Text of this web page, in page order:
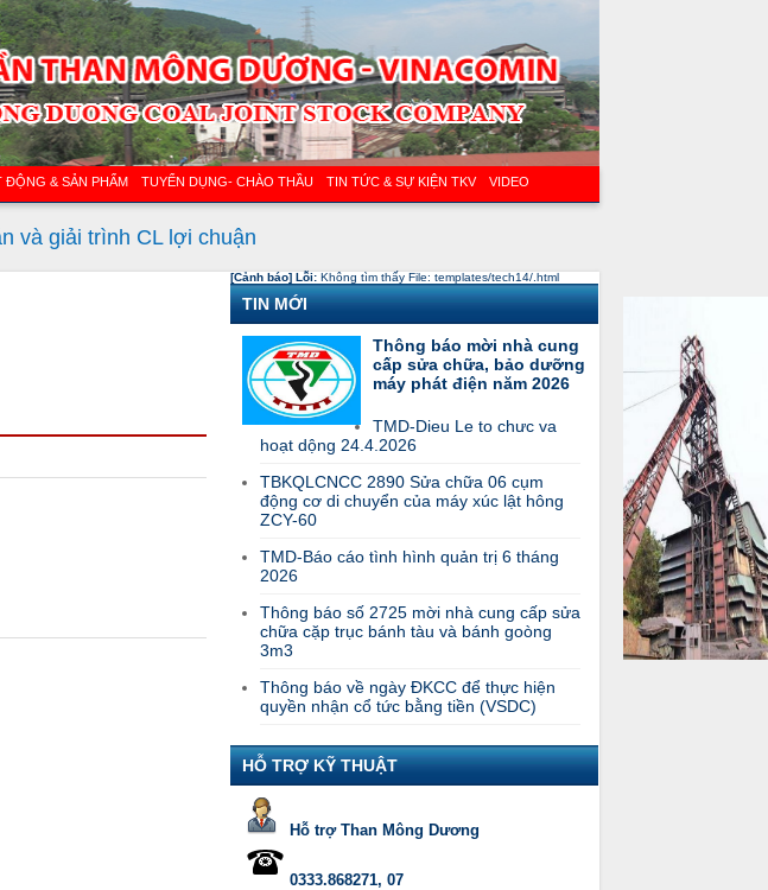
ĐỘNG & SẢN PHẨM TUYỂN DỤNG- CHÀO THẦU TIN TỨC & SỰ KIỆN TKV VIDEO
và giải trình CL lợi chuận
[Cảnh báo] Lỗi: Không tìm thấy File: templates/tech14/.html
TIN MỚI
Thông báo mời nhà cung
cấp sửa chữa, bảo dưỡng
máy phát điện năm 2026
TMD-Dieu Le to chưc va
hoạt dộng 24.4.2026
TBKQLCNCC 2890 Sửa chữa 06 cụm
động cơ di chuyển của máy xúc lật hông
ZCY-60
TMD-Báo cáo tình hình quản trị 6 tháng
2026
Thông báo số 2725 mời nhà cung cấp sửa
chữa cặp trục bánh tàu và bánh goòng
3m3
Thông báo về ngày ĐKCC để thực hiện
quyền nhận cổ tức bằng tiền (VSDC)
HỖ TRỢ KỸ THUẬT
Hỗ trợ Than Mông Dương
0333.868271, 07